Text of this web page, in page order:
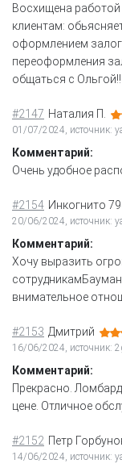
Восхищена
клиентам:
оформлением
переоформления
общаться с
#2147 Наталия П.
01/07/2024, источник:
Комментарий:
Очень удобное
#2154 Инкогнито
20/06/2024, источник:
Комментарий:
Хочу выразить
внимательное
#2153 Дмитрий
16/06/2024, источник:
Комментарий:
Прекрасно.
цене. Отличное
#2152 Петр
14/06/2024, источник: